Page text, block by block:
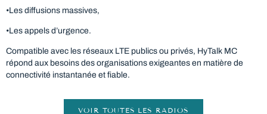
•Les diffusions massives,
•Les appels d’urgence.
Compatible avec les réseaux LTE publics ou privés, HyTalk MC
répond aux besoins des organisations exigeantes en matière de
connectivité instantanée et fiable.
VOIR TOUTES LES RADIOS